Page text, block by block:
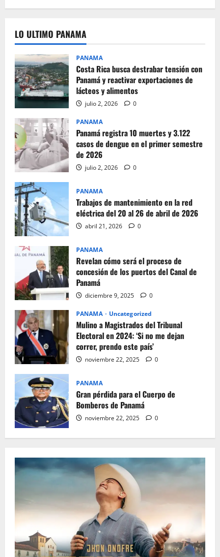
LO ULTIMO PANAMA
PANAMA
Costa Rica busca destrabar tensión con
Panamá y reactivar exportaciones de
lácteos y alimentos
julio 2, 2026 0
PANAMA
Panamá registra 10 muertes y 3.122
casos de dengue en el primer semestre
de 2026
julio 2, 2026 0
PANAMA
Trabajos de mantenimiento en la red
eléctrica del 20 al 26 de abril de 2026
abril 21, 2026 0
PANAMA
Revelan cómo será el proceso de
concesión de los puertos del Canal de
Panamá
diciembre 9, 2025 0
PANAMA Uncategorized
Mulino a Magistrados del Tribunal
Electoral en 2024: ‘Si no me dejan
correr, prendo este país’
noviembre 22, 2025 0
PANAMA
Gran pérdida para el Cuerpo de
Bomberos de Panamá
noviembre 22, 2025 0